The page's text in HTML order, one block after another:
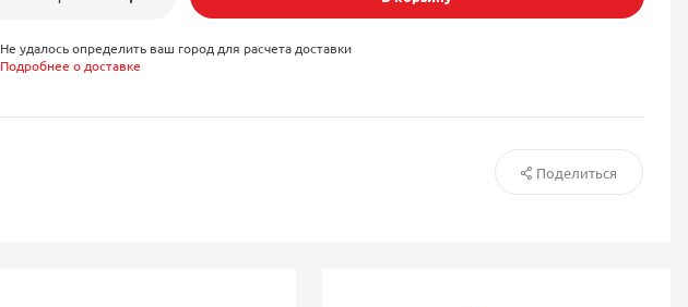
Не удалось определить ваш город для расчета доставки
Подробнее о доставке
Поделиться